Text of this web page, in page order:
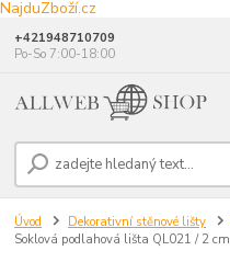
NajduZboží.cz
+421948710709
Po-So 7:00-18:00
Úvod Dekorativní stěnové lišty
Soklová podlahová lišta QL021 / 2 cm